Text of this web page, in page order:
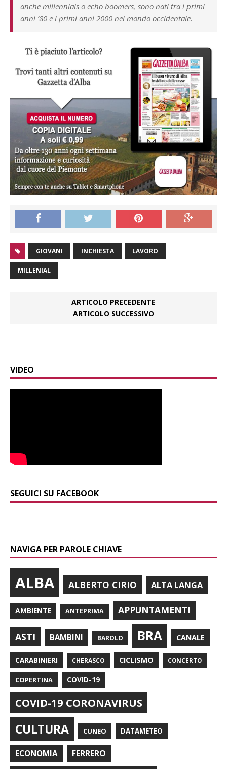
anche millennials o echo boomers, sono nati tra i primi
anni ’80 e i primi anni 2000 nel mondo occidentale.
GIOVANI INCHIESTA LAVORO
MILLENIAL
ARTICOLO PRECEDENTE
ARTICOLO SUCCESSIVO
VIDEO
SEGUICI SU FACEBOOK
NAVIGA PER PAROLE CHIAVE
ALBA ALBERTO CIRIO ALTA LANGA
AMBIENTE ANTEPRIMA APPUNTAMENTI
ASTI BAMBINI BAROLO BRA CANALE
CARABINIERI CHERASCO CICLISMO CONCERTO
COPERTINA COVID-19
COVID-19 CORONAVIRUS
CULTURA CUNEO DATAMETEO
ECONOMIA FERRERO